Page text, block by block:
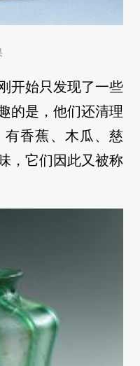
开始只发现了一些
的是，他们还清理
香蕉、木瓜、慈
，它们因此又被称